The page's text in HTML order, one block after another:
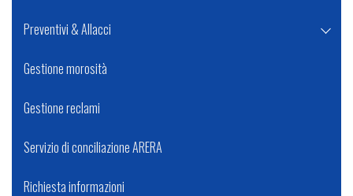
Preventivi & Allacci
Gestione morosità
Gestione reclami
Servizio di conciliazione ARERA
Richiesta informazioni